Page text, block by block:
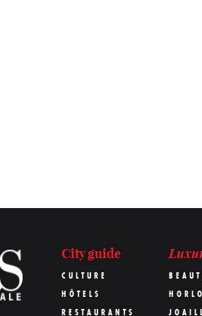
City guide
CULTURE
HÔTELS
RESTAURANTS